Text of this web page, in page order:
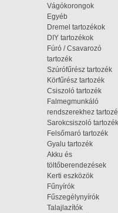
Vágókorongok
Egyéb
Dremel tartozékok
DIY tartozékok
Fúró / Csavarozó
tartozék
Szúrófűrész tartozék
Körfűrész tartozék
Csiszoló tartozék
Falmegmunkáló
rendszerekhez
Sarokcsiszoló tartozék
Felsőmaró tartozék
Gyalu tartozék
Akku és
töltőberendezések
Kerti eszközök
Fűnyírók
Fűszegélynyírók
Talajlazítók